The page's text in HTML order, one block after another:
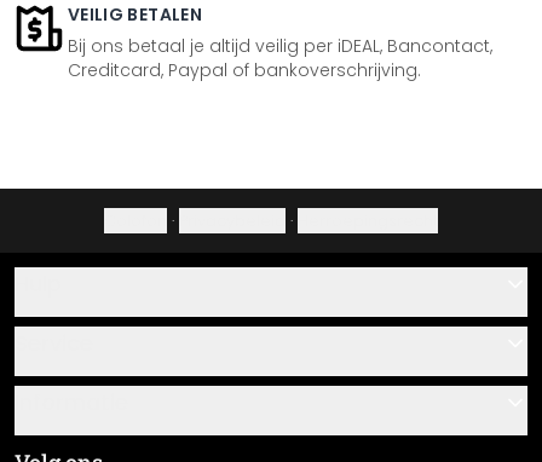
VEILIG BETALEN
Bij ons betaal je altijd veilig per iDEAL, Bancontact,
Creditcard, Paypal of bankoverschrijving.
· ·
Over ons
Plak- en montagehandleidingen
Algemene voorwaarden